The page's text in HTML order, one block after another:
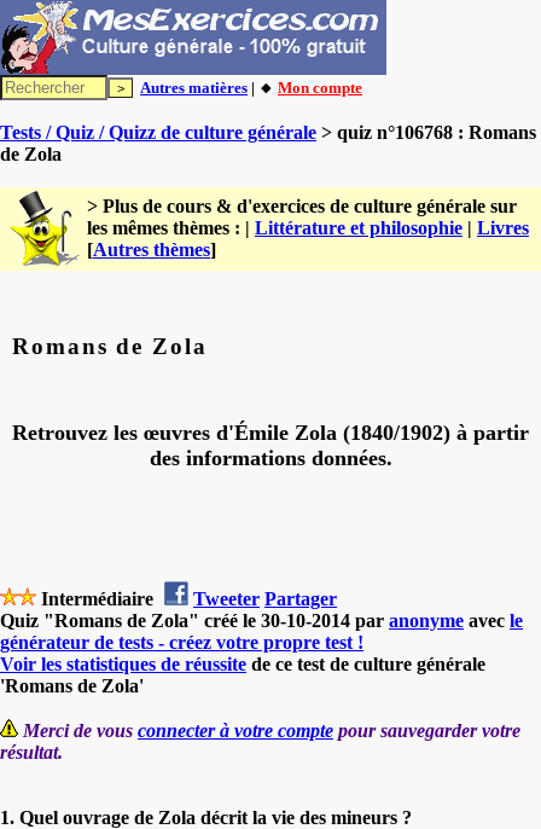
Autres matières | 🔸 Mon compte
Tests / Quiz / Quizz de culture générale > quiz n°106768 : Romans
de Zola
> Plus de cours & d'exercices de culture générale sur
les mêmes thèmes : | Littérature et philosophie | Livres
[Autres thèmes]
Romans de Zola
Retrouvez les œuvres d'Émile Zola (1840/1902) à partir
des informations données.
Intermédiaire Tweeter Partager
Quiz "Romans de Zola" créé le 30-10-2014 par anonyme avec le
générateur de tests - créez votre propre test !
Voir les statistiques de réussite de ce test de culture générale
'Romans de Zola'
Merci de vous connecter à votre compte pour sauvegarder votre
résultat.
1. Quel ouvrage de Zola décrit la vie des mineurs ?